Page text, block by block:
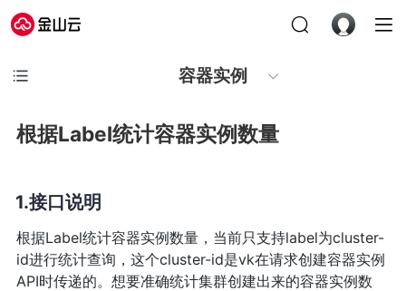
容器实例
根据Label统计容器实例数量
接口说明
根据Label统计容器实例数量，当前只支持label为cluster-
id进行统计查询，这个cluster-id是vk在请求创建容器实例
API时传递的。想要准确统计集群创建出来的容器实例数